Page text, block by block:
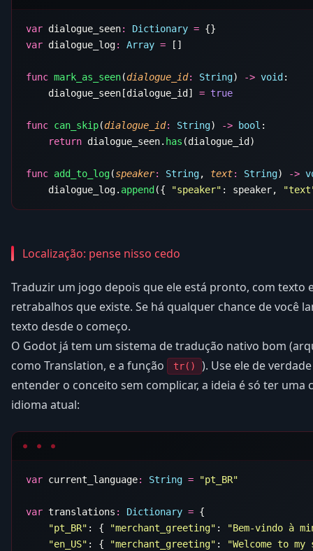
var dialogue_seen: Dictionary =
var dialogue_log: Array =
func mark_as_seen(dialogue_id: String) -> void
    dialogue_seen[dialogue_id]
=
func can_skip(dialogue_id: String) -> bool
    return
dialogue_seen. has
func add_to_log(speaker: String, text: String) ->
    dialogue_log.
append ({ "speaker" : speaker,
Localização: pense nisso cedo
Traduzir um jogo depois que ele está pronto, com texto
retrabalhos que existe. Se há qualquer chance de você
texto desde o começo.
O Godot já tem um sistema de tradução nativo bom
como Translation, e a função
tr()
). Use ele de
entender o conceito sem complicar, a ideia é só ter
idioma atual:
var current_language: String =
var translations : Dictionary =
    "pt_BR"
: { "merchant_greeting" :
"Bem-vindo à
    "en_US"
: { "merchant_greeting" :
"Welcome to my